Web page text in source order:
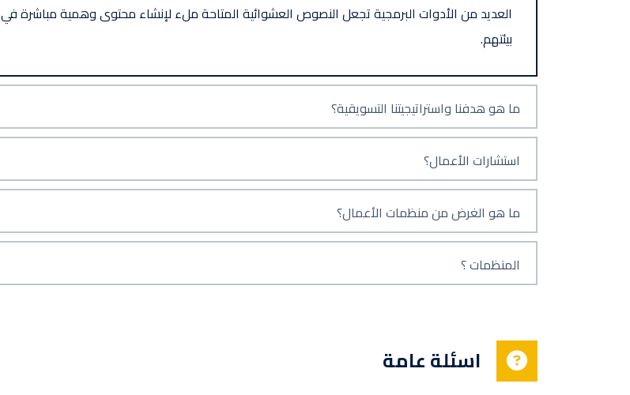
العديد من الأدوات البرمجية تجعل النصوص العشوائية المتاحة ملء لإنشاء محتوى وهمية مباشرة في
بيئتهم.
ما هو هدفنا واستراتيجيتنا التسويقية؟
استشارات الأعمال؟
ما هو الغرض من منظمات الأعمال؟
المنظمات ؟
اسئلة عامة